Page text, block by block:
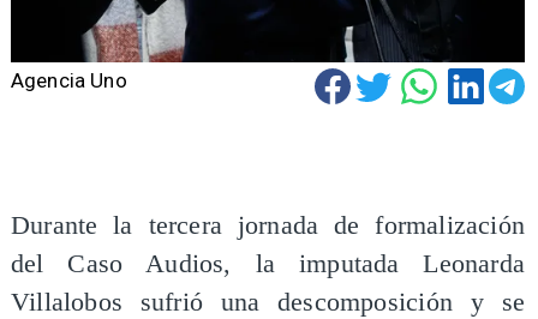
Agencia Uno
Durante la tercera jornada de formalización
del Caso Audios, la imputada Leonarda
Villalobos sufrió una descomposición y se